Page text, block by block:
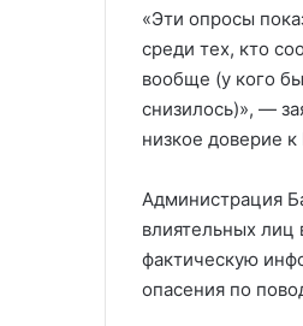
«Эти опросы
среди тех, кто
вообще (у кого
снизилось)», —
низкое доверие
Администрация
влиятельных лиц
фактическую
опасения по